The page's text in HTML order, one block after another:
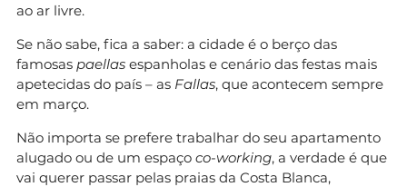
ao ar livre.
Se não sabe, fica a saber: a cidade é o berço das
famosas paellas espanholas e cenário das festas mais
apetecidas do país – as Fallas, que acontecem sempre
em março.
Não importa se prefere trabalhar do seu apartamento
alugado ou de um espaço co-working, a verdade é que
vai querer passar pelas praias da Costa Blanca,